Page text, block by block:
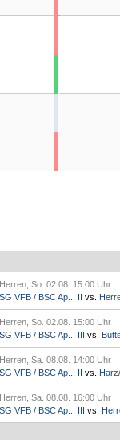
Herren, So. 02.08. 15:00 Uhr
SG VFB / BSC Ap... II vs.
Herren, So. 02.08. 15:00 Uhr
SG VFB / BSC Ap... III vs.
Herren, Sa. 08.08. 14:00 Uhr
SG VFB / BSC Ap... II vs.
Herren, Sa. 08.08. 16:00 Uhr
SG VFB / BSC Ap... III vs.